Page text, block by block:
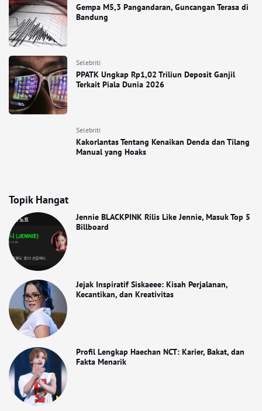
Gempa M5,3 Pangandaran, Guncangan Terasa di
Bandung
Selebriti
PPATK Ungkap Rp1,02 Triliun Deposit Ganjil
Terkait Piala Dunia 2026
Selebriti
Kakorlantas Tentang Kenaikan Denda dan Tilang
Manual yang Hoaks
Topik Hangat
Jennie BLACKPINK Rilis Like Jennie, Masuk Top 5
Billboard
Jejak Inspiratif Siskaeee: Kisah Perjalanan,
Kecantikan, dan Kreativitas
Profil Lengkap Haechan NCT: Karier, Bakat, dan
Fakta Menarik